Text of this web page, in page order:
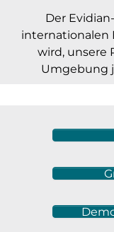
Der
internationalen
wird, unsere
Umgebung